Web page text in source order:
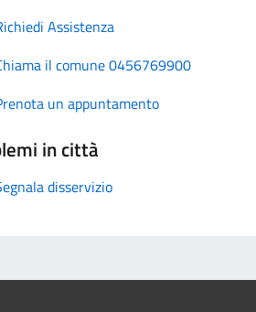
Assistenza
il comune 0456769900
un appuntamento
in città
disservizio